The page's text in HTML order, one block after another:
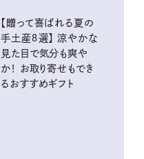
【贈って喜ばれる夏の
手土産８選】 涼やかな
見た目で気分も爽や
か！ お取り寄せもでき
るおすすめギフト